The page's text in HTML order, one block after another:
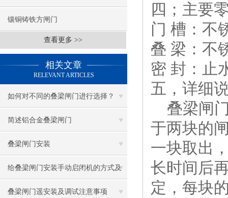
镶铜铸铁方闸门
查看更多 >>
相关文章
RELEVANT ARTICLES
如何对不同的叠梁闸门进行选择？
简述铝合金叠梁闸门
叠梁闸门安装
给叠梁闸门安装手动启闭机的方式及
方法说明
叠梁闸门遥安装及调试注意事项
四；主要
门 槽：不
叠 梁：不
密 封：止
五，详细
叠梁闸
于两块的
一块取出
长时间后
定，每块